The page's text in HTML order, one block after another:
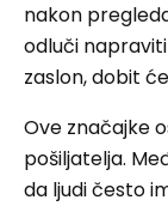
nakon
odluči
zaslon, dobit
Ove značajke
pošiljatelja.
da ljudi često